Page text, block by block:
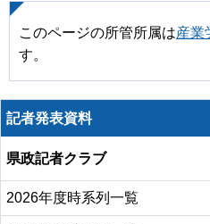
このページの所管所属は産業
す。
記者発表資料
県政記者クラブ
2026年度時系列一覧